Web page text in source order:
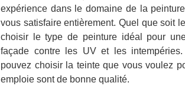
expérience dans le domaine de la
vous satisfaire entièrement. Quel que soit
choisir le type de peinture idéal pour
façade contre les UV et les
pouvez choisir la teinte que vous voulez
emploie sont de bonne qualité.